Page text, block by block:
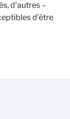
d’autres –
d’être